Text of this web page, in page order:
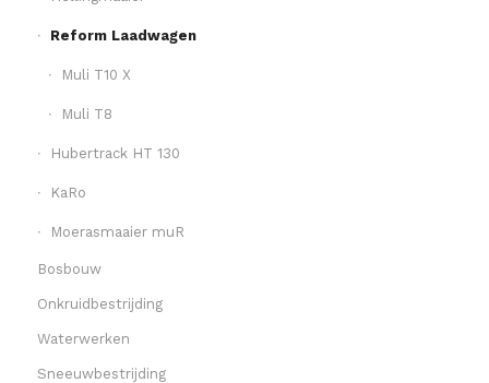
Reform Laadwagen
Muli T10 X
Muli T8
Hubertrack HT 130
KaRo
Moerasmaaier muR
Bosbouw
Onkruidbestrijding
Waterwerken
Sneeuwbestrijding